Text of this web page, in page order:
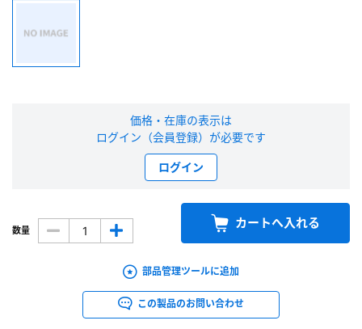
価格・在庫の表示は
ログイン（会員登録）が必要です
ログイン
数量 カートへ入れる
部品管理ツールに追加
この製品のお問い合わせ
※メールアドレスを忘れた方は、
お問い合わせページよりお問い合わせくださ